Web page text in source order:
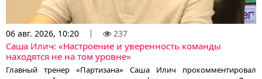
06 авг. 2026, 10:20 237
Саша Илич: «Настроение и уверенность команды
находятся не на том уровне»
Главный тренер «Партизана» Саша Илич прокомментировал